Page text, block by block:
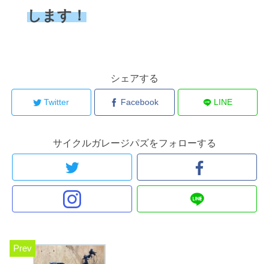
します！
シェアする
Twitter Facebook LINE
サイクルガレージパズをフォローする